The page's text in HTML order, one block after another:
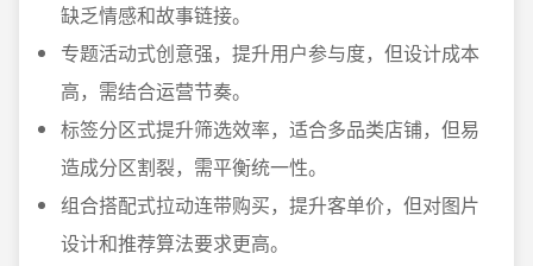
缺乏情感和故事链接。
专题活动式创意强，提升用户参与度，但设计成本
高，需结合运营节奏。
标签分区式提升筛选效率，适合多品类店铺，但易
造成分区割裂，需平衡统一性。
组合搭配式拉动连带购买，提升客单价，但对图片
设计和推荐算法要求更高。